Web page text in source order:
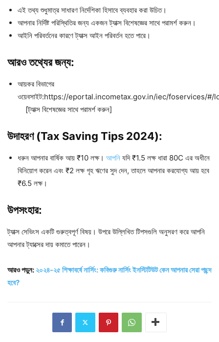
এই তথ্য শুধুমাত্র সাধারণ নির্দেশিকা হিসাবে ব্যবহার করা উচিত।
আপনার নির্দিষ্ট পরিস্থিতির জন্য একজন ট্যাক্স বিশেষজ্ঞের সাথে পরামর্শ করুন।
আইনি পরিবর্তনের কারণে ট্যাক্স আইন পরিবর্তন হতে পারে।
আরওতথ্যেরজন্য:
আয়কর বিভাগের
ওয়েবসাইট:https://eportal.incometax.gov.in/iec/foservices/#/
[ট্যাক্স বিশেষজ্ঞের সাথে পরামর্শ করুন]
উদাহরণ (Tax Saving Tips 2024):
ধরুন আপনার বার্ষিক আয় ₹10 লক্ষ। আপনি যদি ₹1.5 লক্ষ ধারা 80C এর অধীনে
বিনিয়োগ করেন এবং ₹2 লক্ষ গৃহ ঋণের সুদ দেন, তাহলে আপনার করযোগ্য আয় হবে
₹6.5 লক্ষ।
উপসংহার:
ট্যাক্স সেভিংস একটি গুরুত্বপূর্ণ বিষয়। উপরে উল্লিখিত টিপসগুলি অনুসরণ করে আপনি
আপনার ট্যাক্সের দায় কমাতে পারেন।
আরও পড়ুন:২০২৪-২৫ শিক্ষাবর্ষে নার্সিং: কবিগুরু নার্সিং ইনস্টিটিউট কেন আপনার সেরা পছন্দ
হবে?